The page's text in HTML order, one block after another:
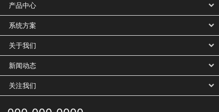
产品中心
系统方案
关于我们
新闻动态
关注我们